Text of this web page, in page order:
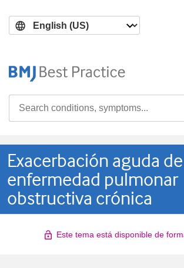
main
search
Exacerbación aguda
enfermedad pulmonar
obstructiva crónica
Este tema está disponible de